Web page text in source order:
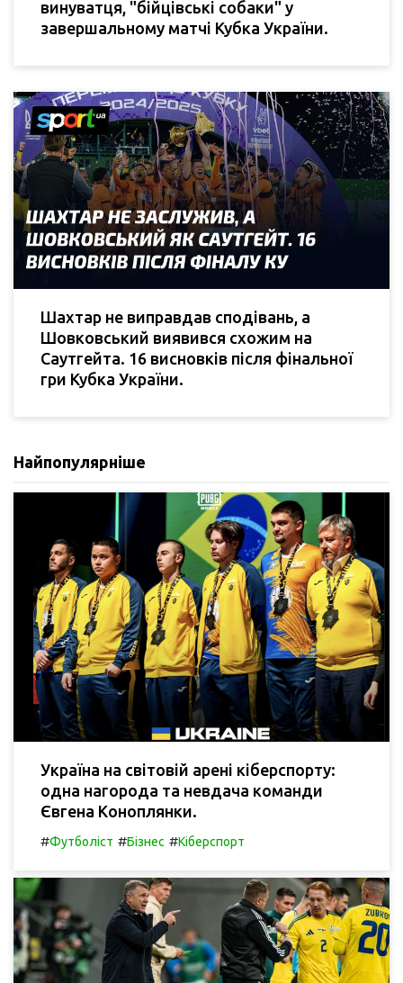
винуватця, "бійцівські собаки" у
завершальному матчі Кубка України.
Шахтар не виправдав сподівань, а
Шовковський виявився схожим на
Саутгейта. 16 висновків після фінальної
гри Кубка України.
Найпопулярніше
Україна на світовій арені кіберспорту:
одна нагорода та невдача команди
Євгена Коноплянки.
#Футболіст #Бізнес #Кіберспорт